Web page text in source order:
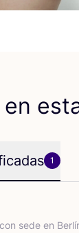
en
1
sede en